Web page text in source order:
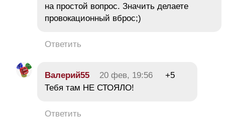
на простой вопрос. Значить делаете
провокационный вброс;)
Ответить
Валерий55 20 фев, 19:56
+5
Тебя там НЕ СТОЯЛО!
Ответить